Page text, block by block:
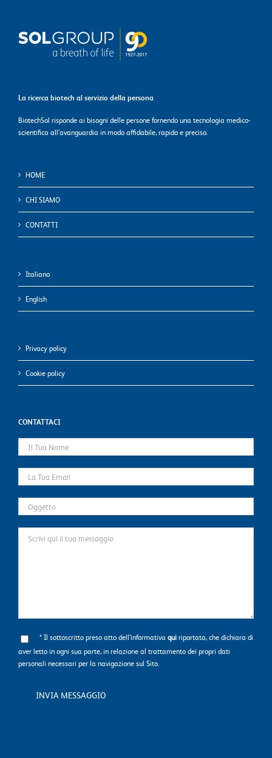
La ricerca biotech al servizio della persona
BiotechSol risponde ai bisogni delle persone fornendo una tecnologia medico-
scientifica all’avanguardia in modo affidabile, rapido e preciso.
HOME
CHI SIAMO
CONTATTI
Italiano
English
Privacy policy
Cookie policy
CONTATTACI
* Il sottoscritto preso atto dell’informativaquiriportata, che dichiara di
aver letto in ogni sua parte, in relazione al trattamento dei propri dati
personali necessari per la navigazione sul Sito.